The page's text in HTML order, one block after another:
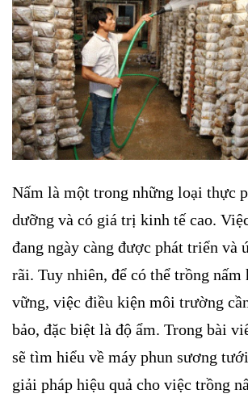
Nấm là một trong những loại thực
dưỡng và có giá trị kinh tế cao.
đang ngày càng được phát triển và
rãi. Tuy nhiên, để có thể trồng nấm
vững, việc điều kiện môi trường
bảo, đặc biệt là độ ẩm. Trong bài
sẽ tìm hiểu về máy phun sương
giải pháp hiệu quả cho việc trồng